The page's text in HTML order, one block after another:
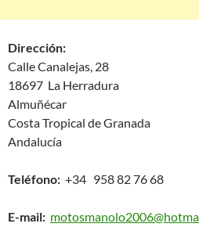
Dirección:
Calle Canalejas, 28
18697 La Herradura
Almuñécar
Costa Tropical de Granada
Andalucía
Teléfono: +34 958 82 76 68
E-mail: